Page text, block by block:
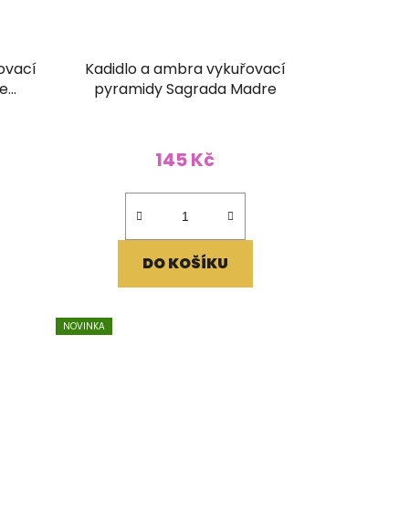
Kadidlo a ambra vykuřovací
pyramidy Sagrada Madre
145 Kč
DO KOŠÍKU
NOVINKA